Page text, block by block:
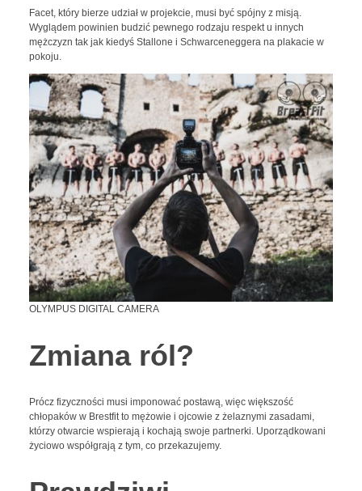
Facet, który bierze udział w projekcie, musi być spójny z misją.
Wyglądem powinien budzić pewnego rodzaju respekt u innych
mężczyzn tak jak kiedyś Stallone i Schwarceneggera na plakacie w
pokoju.
OLYMPUS DIGITAL CAMERA
Zmiana ról?
Prócz fizyczności musi imponować postawą, więc większość
chłopaków w Brestfit to mężowie i ojcowie z żelaznymi zasadami,
którzy otwarcie wspierają i kochają swoje partnerki. Uporządkowani
życiowo współgrają z tym, co przekazujemy.